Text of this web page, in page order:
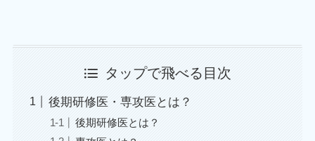
タップで飛べる目次
後期研修医・専攻医とは？
後期研修医とは？